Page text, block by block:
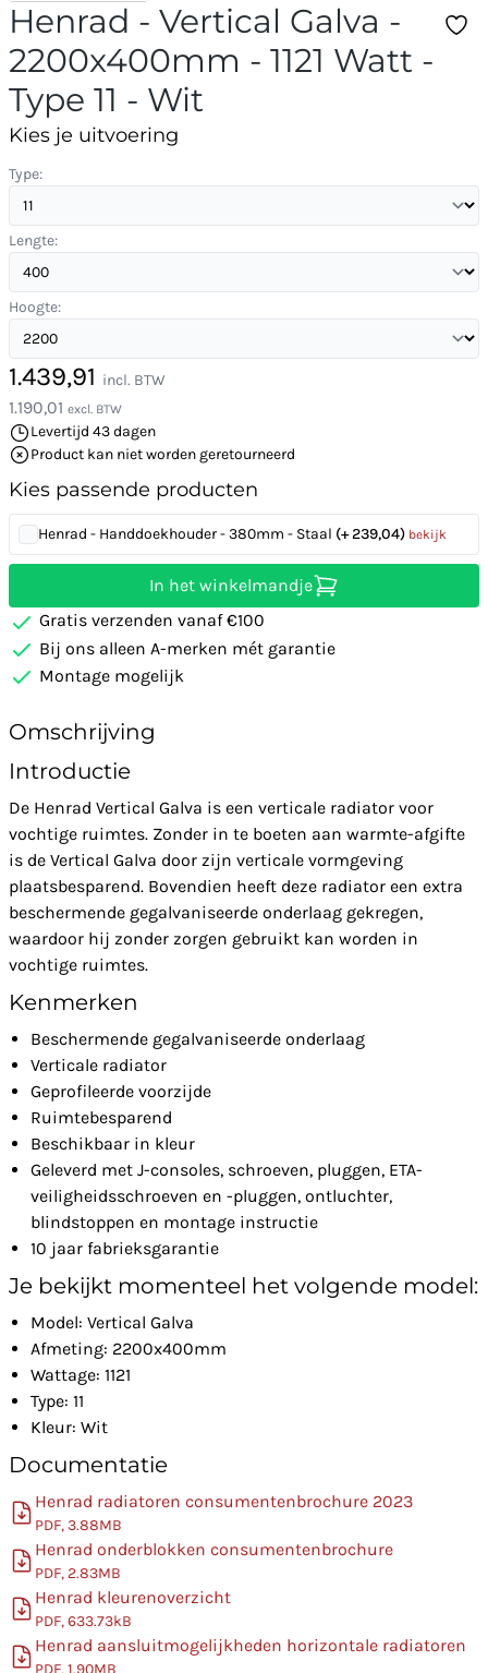
Henrad - Vertical Galva -
2200x400mm - 1121 Watt -
Type 11 - Wit
Kies je uitvoering
Type:
Lengte:
Hoogte:
1.439,91 incl. BTW
1.190,01 excl. BTW
Levertijd 43 dagen
Product kan niet worden geretourneerd
Kies passende producten
Henrad - Handdoekhouder - 380mm - Staal (+ 239,04) bekijk
In het winkelmandje
Gratis verzenden vanaf €100
Bij ons alleen A-merken mét garantie
Montage mogelijk
Omschrijving
Introductie
De Henrad Vertical Galva is een verticale radiator voor
vochtige ruimtes. Zonder in te boeten aan warmte-afgifte
is de Vertical Galva door zijn verticale vormgeving
plaatsbesparend. Bovendien heeft deze radiator een extra
beschermende gegalvaniseerde onderlaag gekregen,
waardoor hij zonder zorgen gebruikt kan worden in
vochtige ruimtes.
Kenmerken
Beschermende gegalvaniseerde onderlaag
Verticale radiator
Geprofileerde voorzijde
Ruimtebesparend
Beschikbaar in kleur
Geleverd met J-consoles, schroeven, pluggen, ETA-
veiligheidsschroeven en -pluggen, ontluchter,
blindstoppen en montage instructie
10 jaar fabrieksgarantie
Je bekijkt momenteel het volgende model:
Model: Vertical Galva
Afmeting: 2200x400mm
Wattage: 1121
Type: 11
Kleur: Wit
Documentatie
Henrad radiatoren consumentenbrochure 2023
PDF, 3.88MB
Henrad onderblokken consumentenbrochure
PDF, 2.83MB
Henrad kleurenoverzicht
PDF, 633.73kB
Henrad aansluitmogelijkheden horizontale radiatoren
PDF, 1.90MB